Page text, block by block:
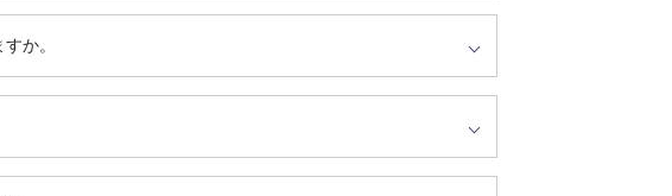
か。